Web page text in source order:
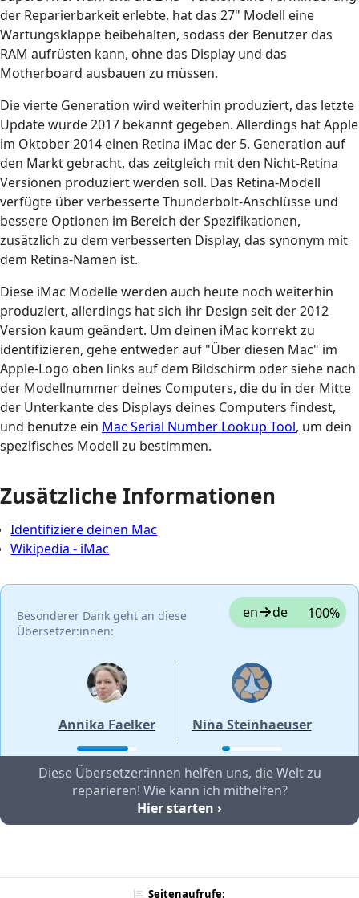
der Reparierbarkeit erlebte, hat das 27" Modell eine
Wartungsklappe beibehalten, sodass der Benutzer das
RAM aufrüsten kann, ohne das Display und das
Motherboard ausbauen zu müssen.
Die vierte Generation wird weiterhin produziert, das letzte
Update wurde 2017 bekannt gegeben. Allerdings hat Apple
im Oktober 2014 einen Retina iMac der 5. Generation auf
den Markt gebracht, das zeitgleich mit den Nicht-Retina
Versionen produziert werden soll. Das Retina-Modell
verfügte über verbesserte Thunderbolt-Anschlüsse und
bessere Optionen im Bereich der Spezifikationen,
zusätzlich zu dem verbesserten Display, das synonym mit
dem Retina-Namen ist.
Diese iMac Modelle werden auch heute noch weiterhin
produziert, allerdings hat sich ihr Design seit der 2012
Version kaum geändert. Um deinen iMac korrekt zu
identifizieren, gehe entweder auf "Über diesen Mac" im
Apple-Logo oben links auf dem Bildschirm oder siehe nach
der Modellnummer deines Computers, die du in der Mitte
der Unterkante des Displays deines Computers findest,
und benutze ein Mac Serial Number Lookup Tool, um dein
spezifisches Modell zu bestimmen.
Zusätzliche Informationen
Identifiziere deinen Mac
Wikipedia - iMac
Besonderer Dank geht an diese
Übersetzer:innen:
en de 100%
Annika Faelker Nina Steinhaeuser
Diese Übersetzer:innen helfen uns, die Welt zu
reparieren! Wie kann ich mithelfen?
Hier starten ›
Seitenaufrufe: